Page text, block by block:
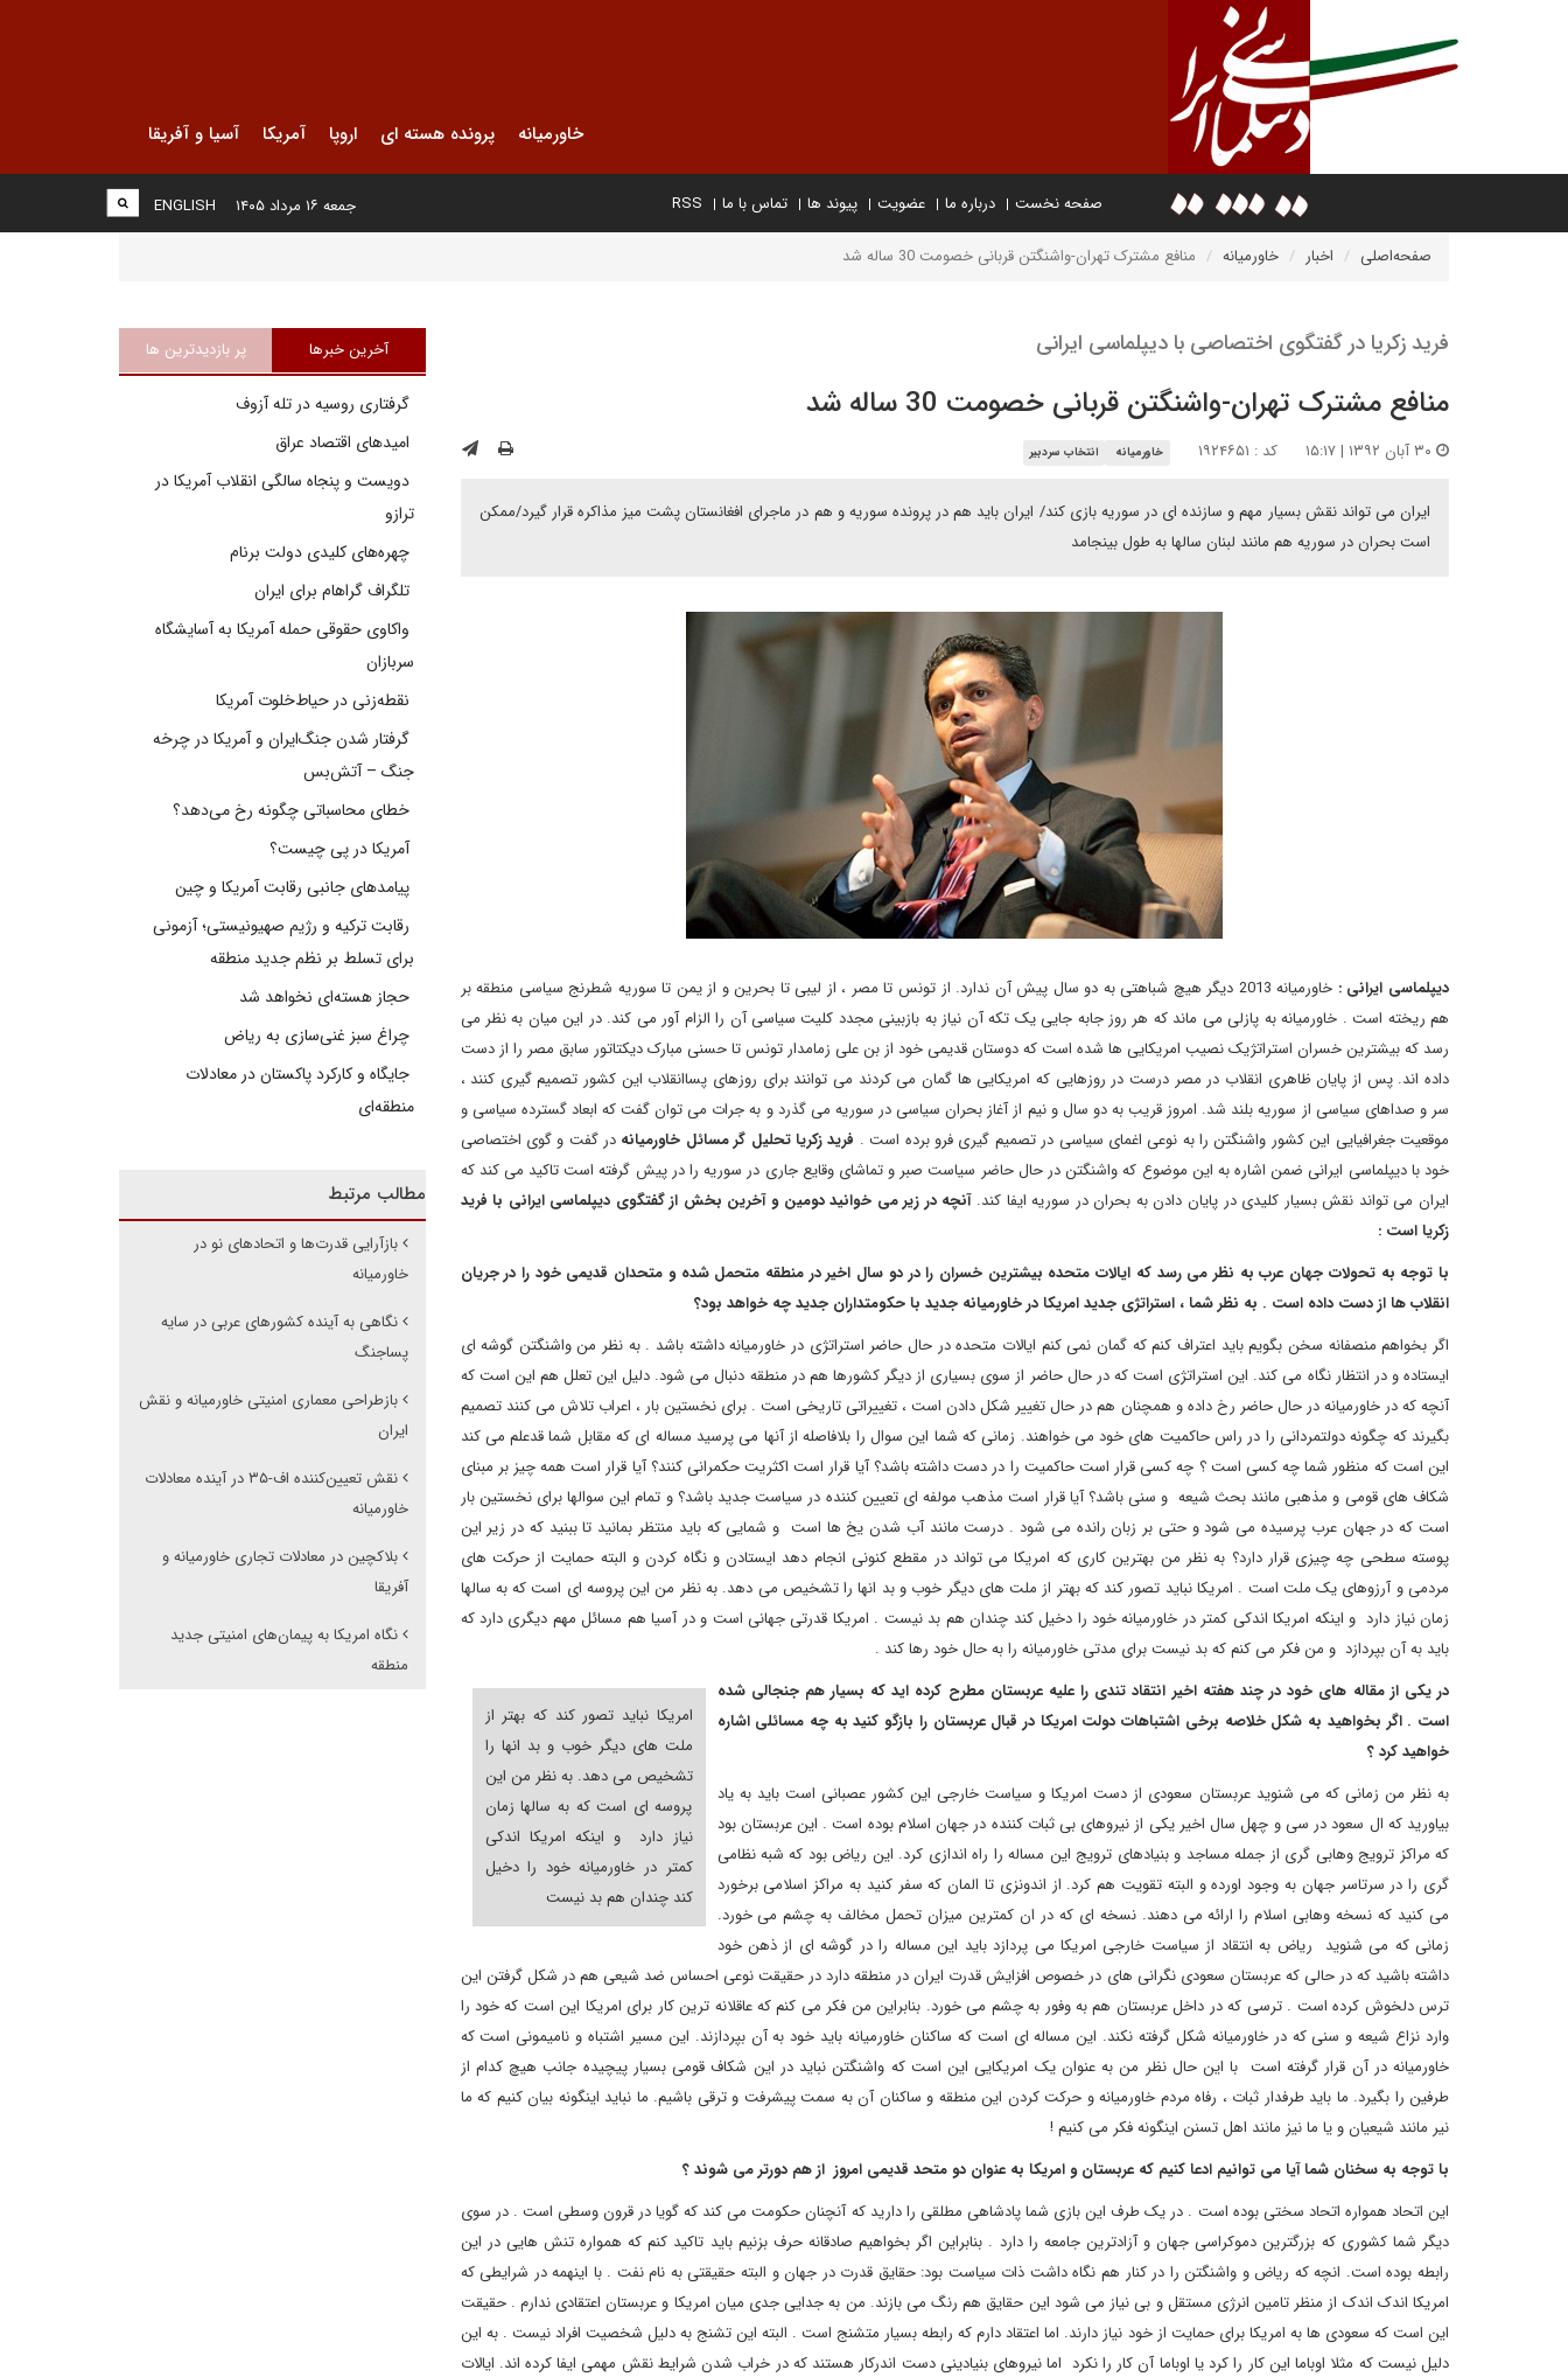
خاورمیانه پرونده هسته ای اروپا آمریکا آسیا و آفریقا
صفحه نخست درباره ما عضویت پیوند ها تماس با ما RSS
ENGLISH جمعه ۱۶ مرداد ۱۴۰۵
صفحه‌اصلی اخبار خاورمیانه منافع مشترک تهران-واشنگتن قربانی خصومت 30 ساله شد
فرید زکریا در گفتگوی اختصاصی با دیپلماسی ایرانی
منافع مشترک تهران-واشنگتن قربانی خصومت 30 ساله شد
کد : ۱۹۲۴۶۵۱ خاورمیانه انتخاب سردبیر
ایران می تواند نقش بسیار مهم و سازنده ای در سوریه بازی کند/ ایران باید هم در پرونده سوریه و هم در ماجرای افغانستان پشت میز مذاکره قرار گیرد/ممکن
است بحران در سوریه هم مانند لبنان سالها به طول بینجامد
دیپلماسی ایرانی :
خاورمیانه 2013 دیگر هیچ شباهتی به دو سال پیش آن ندارد. از تونس تا مصر ، از لیبی تا بحرین و از یمن تا سوریه شطرنج سیاسی منطقه بر
هم ریخته است . خاورمیانه به پازلی می ماند که هر روز جابه جایی یک تکه آن نیاز به بازبینی مجدد کلیت سیاسی آن را الزام آور می کند. در این میان به نظر می
رسد که بیشترین خسران استراتژیک نصیب امریکایی ها شده است که دوستان قدیمی خود از بن علی زمامدار تونس تا حسنی مبارک دیکتاتور سابق مصر را از دست
داده اند. پس از پایان ظاهری انقلاب در مصر درست در روزهایی که امریکایی ها گمان می کردند می توانند برای روزهای پساانقلاب این کشور تصمیم گیری کنند ،
سر و صداهای سیاسی از سوریه بلند شد. امروز قریب به دو سال و نیم از آغاز بحران سیاسی در سوریه می گذرد و به جرات می توان گفت که ابعاد گسترده سیاسی و
موقعیت جغرافیایی این کشور واشنگتن را به نوعی اغمای سیاسی در تصمیم گیری فرو برده است . فرید زکریا تحلیل گر مسائل خاورمیانه در گفت و گوی اختصاصی
خود با دیپلماسی ایرانی ضمن اشاره به این موضوع که واشنگتن در حال حاضر سیاست صبر و تماشای وقایع جاری در سوریه را در پیش گرفته است تاکید می کند که
ایران می تواند نقش بسیار کلیدی در پایان دادن به بحران در سوریه ایفا کند. آنچه در زیر می خوانید دومین و آخرین بخش از گفتگوی دیپلماسی ایرانی با فرید
زکریا است :
با توجه به تحولات جهان عرب به نظر می رسد که ایالات متحده بیشترین خسران را در دو سال اخیر در منطقه متحمل شده و متحدان قدیمی خود را در جریان
انقلاب ها از دست داده است . به نظر شما ، استراتژی جدید امریکا در خاورمیانه جدید با حکومتداران جدید چه خواهد بود؟
اگر بخواهم منصفانه سخن بگویم باید اعتراف کنم که گمان نمی کنم ایالات متحده در حال حاضر استراتژی در خاورمیانه داشته باشد . به نظر من واشنگتن گوشه ای
ایستاده و در انتظار نگاه می کند. این استراتژی است که در حال حاضر از سوی بسیاری از دیگر کشورها هم در منطقه دنبال می شود. دلیل این تعلل هم این است که
آنچه که در خاورمیانه در حال حاضر رخ داده و همچنان هم در حال تغییر شکل دادن است ، تغییراتی تاریخی است . برای نخستین بار ، اعراب تلاش می کنند تصمیم
بگیرند که چگونه دولتمردانی را در راس حاکمیت های خود می خواهند. زمانی که شما این سوال را بلافاصله از آنها می پرسید مساله ای که مقابل شما قدعلم می کند
این است که منظور شما چه کسی است ؟ چه کسی قرار است حاکمیت را در دست داشته باشد؟ آیا قرار است اکثریت حکمرانی کنند؟ آیا قرار است همه چیز بر مبنای
شکاف های قومی و مذهبی مانند بحث شیعه و سنی باشد؟ آیا قرار است مذهب مولفه ای تعیین کننده در سیاست جدید باشد؟ و تمام این سوالها برای نخستین بار
است که در جهان عرب پرسیده می شود و حتی بر زبان رانده می شود . درست مانند آب شدن یخ ها است و شمایی که باید منتظر بمانید تا ببنید که در زیر این
پوسته سطحی چه چیزی قرار دارد؟ به نظر من بهترین کاری که امریکا می تواند در مقطع کنونی انجام دهد ایستادن و نگاه کردن و البته حمایت از حرکت های
مردمی و آرزوهای یک ملت است . امریکا نباید تصور کند که بهتر از ملت های دیگر خوب و بد انها را تشخیص می دهد. به نظر من این پروسه ای است که به سالها
زمان نیاز دارد و اینکه امریکا اندکی کمتر در خاورمیانه خود را دخیل کند چندان هم بد نیست . امریکا قدرتی جهانی است و در آسیا هم مسائل مهم دیگری دارد که
باید به آن بپردازد و من فکر می کنم که بد نیست برای مدتی خاورمیانه را به حال خود رها کند .
امریکا نباید تصور کند که بهتر از
ملت های دیگر خوب و بد انها را
تشخیص می دهد. به نظر من این
پروسه ای است که به سالها زمان
نیاز دارد و اینکه امریکا اندکی
کمتر در خاورمیانه خود را دخیل
کند چندان هم بد نیست
در یکی از مقاله های خود در چند هفته اخیر انتقاد تندی را علیه عربستان مطرح کرده اید که بسیار هم جنجالی شده
است . اگر بخواهید به شکل خلاصه برخی اشتباهات دولت امریکا در قبال عربستان را بازگو کنید به چه مسائلی اشاره
خواهید کرد ؟
به نظر من زمانی که می شنوید عربستان سعودی از دست امریکا و سیاست خارجی این کشور عصبانی است باید به یاد
بیاورید که ال سعود در سی و چهل سال اخیر یکی از نیروهای بی ثبات کننده در جهان اسلام بوده است . این عربستان بود
که مراکز ترویج وهابی گری از جمله مساجد و بنیادهای ترویج این مساله را راه اندازی کرد. این ریاض بود که شبه نظامی
گری را در سرتاسر جهان به وجود اورده و البته تقویت هم کرد. از اندونزی تا المان که سفر کنید به مراکز اسلامی برخورد
می کنید که نسخه وهابی اسلام را ارائه می دهند. نسخه ای که در ان کمترین میزان تحمل مخالف به چشم می خورد.
زمانی که می شنوید ریاض به انتقاد از سیاست خارجی امریکا می پردازد باید این مساله را در گوشه ای از ذهن خود
داشته باشید که در حالی که عربستان سعودی نگرانی های در خصوص افزایش قدرت ایران در منطقه دارد در حقیقت نوعی احساس ضد شیعی هم در شکل گرفتن این
ترس دلخوش کرده است . ترسی که در داخل عربستان هم به وفور به چشم می خورد. بنابراین من فکر می کنم که عاقلانه ترین کار برای امریکا این است که خود را
وارد نزاع شیعه و سنی که در خاورمیانه شکل گرفته نکند. این مساله ای است که ساکنان خاورمیانه باید خود به آن بپردازند. این مسیر اشتباه و نامیمونی است که
خاورمیانه در آن قرار گرفته است با این حال نظر من به عنوان یک امریکایی این است که واشنگتن نباید در این شکاف قومی بسیار پیچیده جانب هیچ کدام از
طرفین را بگیرد. ما باید طرفدار ثبات ، رفاه مردم خاورمیانه و حرکت کردن این منطقه و ساکنان آن به سمت پیشرفت و ترقی باشیم. ما نباید اینگونه بیان کنیم که ما
نیر مانند شیعیان و یا ما نیز مانند اهل تسنن اینگونه فکر می کنیم !
با توجه به سخنان شما آیا می توانیم ادعا کنیم که عربستان و امریکا به عنوان دو متحد قدیمی امروز از هم دورتر می شوند ؟
این اتحاد همواره اتحاد سختی بوده است . در یک طرف این بازی شما پادشاهی مطلقی را دارید که آنچنان حکومت می کند که گویا در قرون وسطی است . در سوی
دیگر شما کشوری که بزرگترین دموکراسی جهان و آزادترین جامعه را دارد . بنابراین اگر بخواهیم صادقانه حرف بزنیم باید تاکید کنم که همواره تنش هایی در این
رابطه بوده است. انچه که ریاض و واشنگتن را در کنار هم نگاه داشت ذات سیاست بود: حقایق قدرت در جهان و البته حقیقتی به نام نفت . با اینهمه در شرایطی که
امریکا اندک اندک از منظر تامین انرژی مستقل و بی نیاز می شود این حقایق هم رنگ می بازند. من به جدایی جدی میان امریکا و عربستان اعتقادی ندارم . حقیقت
این است که سعودی ها به امریکا برای حمایت از خود نیاز دارند. اما اعتقاد دارم که رابطه بسیار متشنج است . البته این تشنج به دلیل شخصیت افراد نیست . به این
دلیل نیست که مثلا اوباما این کار را کرد یا اوباما آن کار را نکرد اما نیروهای بنیادینی دست اندرکار هستند که در خراب شدن شرایط نقش مهمی ایفا کرده اند. ایالات
آخرین خبرها پر بازدیدترین ها
گرفتاری روسیه در تله آزوف
امیدهای اقتصاد عراق
دویست و پنجاه سالگی انقلاب آمریکا در
ترازو
چهره‌های کلیدی دولت برنام
تلگراف گراهام برای ایران
واکاوی حقوقی حمله آمریکا به آسایشگاه
سربازان
نقطه‌زنی در حیاط‌خلوت آمریکا
گرفتار شدن جنگ‌ایران و آمریکا در چرخه
جنگ – آتش‌بس
خطای محاسباتی چگونه رخ می‌دهد؟
آمریکا در پی چیست؟
پیامدهای جانبی رقابت آمریکا و چین
رقابت ترکیه و رژیم صهیونیستی؛ آزمونی
برای تسلط بر نظم جدید منطقه
حجاز هسته‌ای نخواهد شد
چراغ سبز غنی‌سازی به ریاض
جایگاه و کارکرد پاکستان در معادلات
منطقه‌ای
مطالب مرتبط
بازآرایی قدرت‌ها و اتحادهای نو در
خاورمیانه
نگاهی به آینده کشورهای عربی در سایه
پساجنگ
بازطراحی معماری امنیتی خاورمیانه و نقش
ایران
نقش تعیین‌کننده اف-۳۵ در آینده معادلات
خاورمیانه
بلاکچین در معادلات تجاری خاورمیانه و
آفریقا
نگاه امریکا به پیمان‌های امنیتی جدید
منطقه